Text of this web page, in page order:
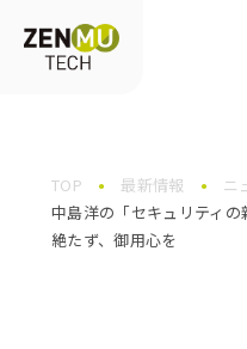
TOP 最新情報
ニ
中島洋の「セキュリティ
絶たず、御用心を